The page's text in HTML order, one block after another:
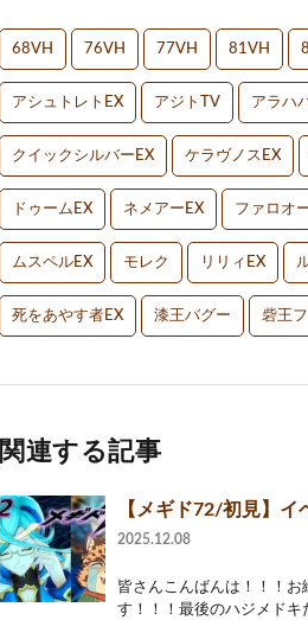
68VH 76VH 77VH 81VH
アシュトレトEX アジトTV アラハ
クイックシルバーEX ケラヴノスEX
ドゥームEX ネメアーEX ファロオ
ムスペルEX モレク リリィEX
死をあやす者EX 漆王バグー 砦王
関連する記事
【メギド72/初見】
2025.12.08
皆さんこんばんは！！！
す！！！最後のハジメドキ